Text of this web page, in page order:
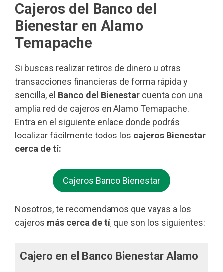
Cajeros del Banco del
Bienestar en Alamo
Temapache
Si buscas realizar retiros de dinero u otras
transacciones financieras de forma rápida y
sencilla, el Banco del Bienestar cuenta con una
amplia red de cajeros en Alamo Temapache.
Entra en el siguiente enlace donde podrás
localizar fácilmente todos los cajeros Bienestar
cerca de tí:
Cajeros Banco Bienestar
Nosotros, te recomendamos que vayas a los
cajeros más cerca de tí, que son los siguientes:
Cajero en el Banco Bienestar Alamo